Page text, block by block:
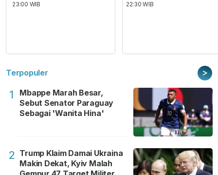
23:00 WIB
22:30 WIB
Terpopuler >
1
Mbappe Marah Besar,
Sebut Senator Paraguay
Sebagai 'Wanita Hina'
2 Trump Klaim Damai Ukraina
Makin Dekat, Kyiv Malah